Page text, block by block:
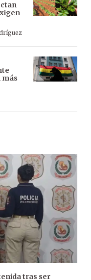
más
tras ser